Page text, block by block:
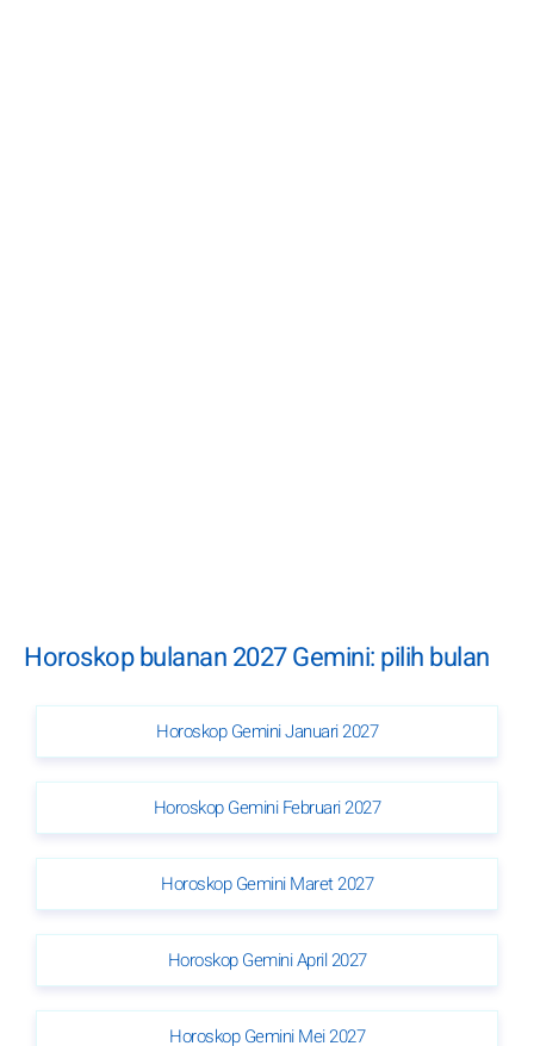
Horoskop bulanan 2027 Gemini: pilih bulan
Horoskop Gemini Januari 2027
Horoskop Gemini Februari 2027
Horoskop Gemini Maret 2027
Horoskop Gemini April 2027
Horoskop Gemini Mei 2027